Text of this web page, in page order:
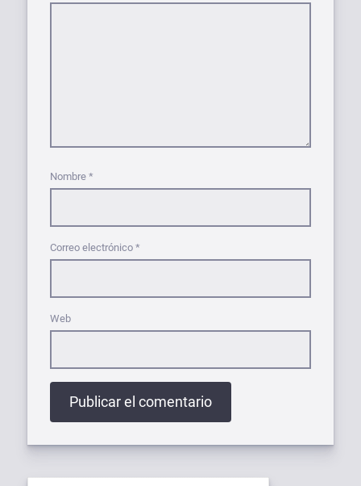
Nombre *
Correo electrónico *
Web